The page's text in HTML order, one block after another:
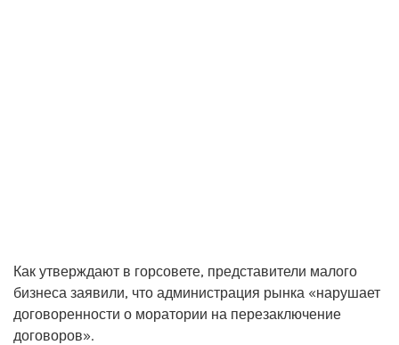
Как утверждают в горсовете, представители малого
бизнеса заявили, что администрация рынка «нарушает
договоренности о моратории на перезаключение
договоров».